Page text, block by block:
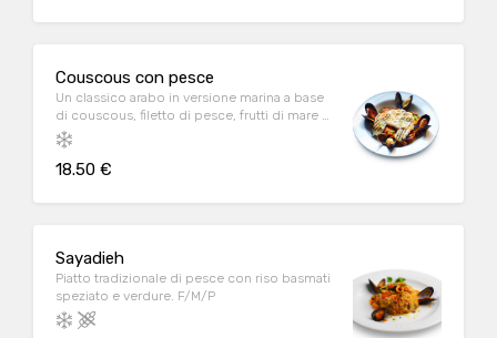
Couscous con pesce
Un classico arabo in versione marina a base
di couscous, filetto di pesce, frutti di mare e
pomodoro. A/M/P
18.50 €
Sayadieh
Piatto tradizionale di pesce con riso basmati
speziato e verdure. F/M/P